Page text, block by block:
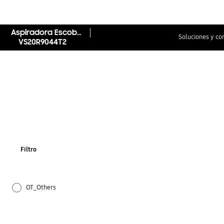
Aspiradora Escoba sin Cable Jet 90 Digital Inverter
VS20R9044T2
Soluciones y
Filtro
OT_Others